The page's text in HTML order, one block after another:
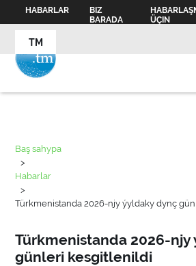
HABARLAR
BIZ
BARADA
ÜÇIN
TM
Baş sahypa
>
Habarlar
>
Türkmenistanda 2026-njy ýyldaky dynç
Türkmenistanda 2026-
günleri kesgitlenildi